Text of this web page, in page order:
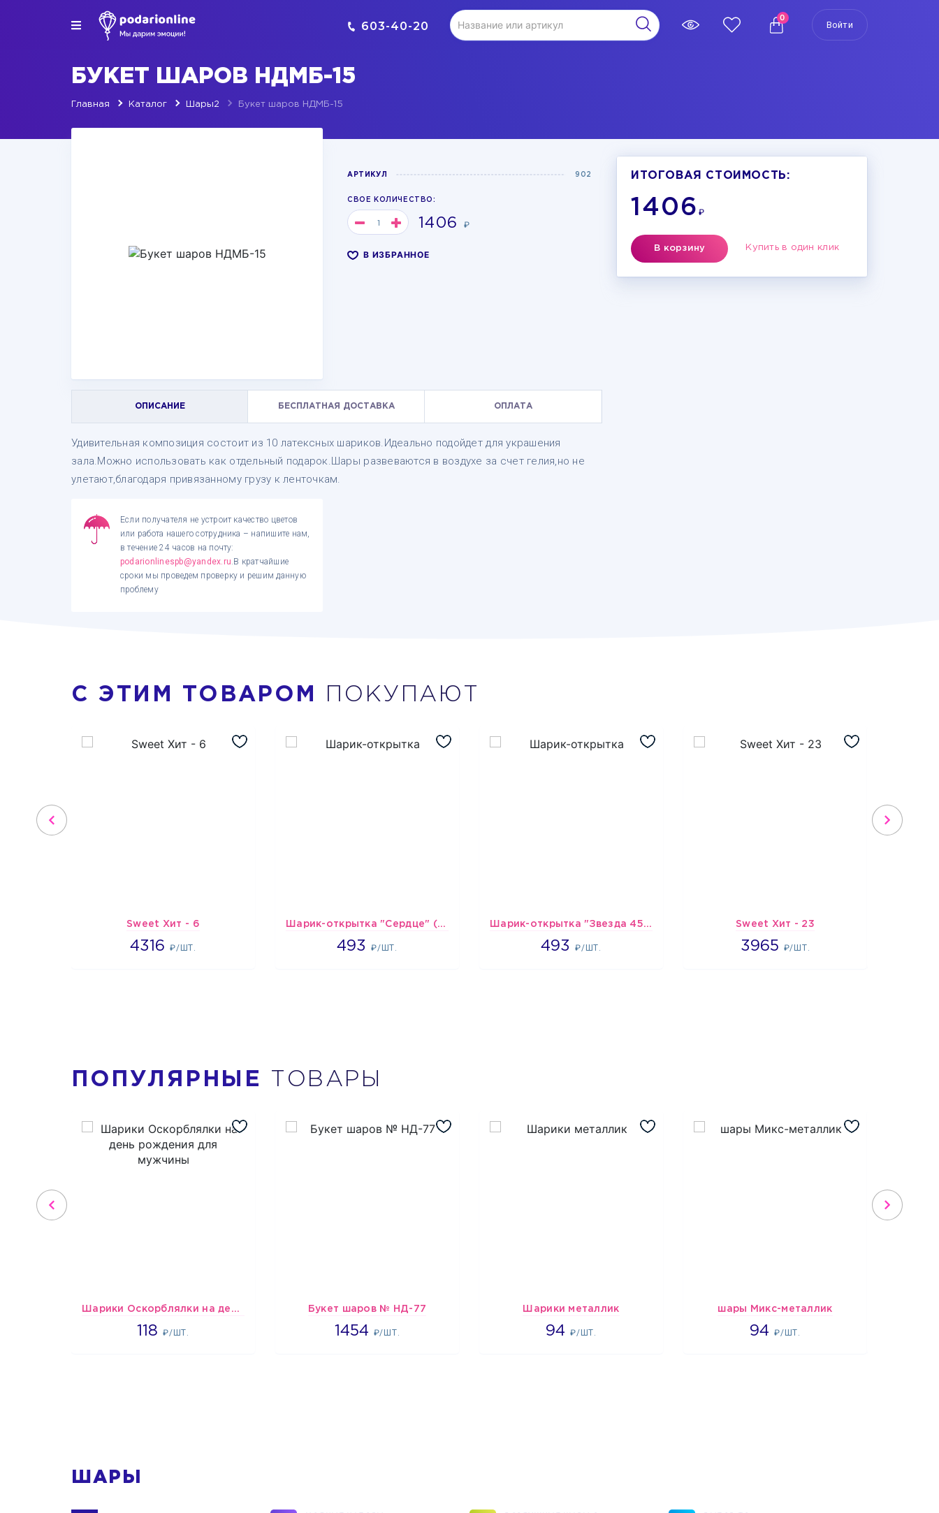
603-40-20
0
Войти
БУКЕТ ШАРОВ НДМБ-15
Главная Каталог Шары2 Букет шаров НДМБ-15
АРТИКУЛ 902
СВОЕ КОЛИЧЕСТВО:
1406 ₽
В ИЗБРАННОЕ
ОПИСАНИЕ БЕСПЛАТНАЯ ДОСТАВКА ОПЛАТА
Удивительная композиция состоит из 10 латексных шариков.Идеально подойдет для украшения
зала.Можно использовать как отдельный подарок.Шары развеваются в воздухе за счет гелия,но не
улетают,благодаря привязанному грузу к ленточкам.
Если получателя не устроит качество цветов
или работа нашего сотрудника – напишите нам,
в течение 24 часов на почту:
podarionlinespb@yandex.ru.В кратчайшие
сроки мы проведем проверку и решим данную
проблему
ИТОГОВАЯ СТОИМОСТЬ:
1406 ₽
В корзину Купить в один клик
С ЭТИМ ТОВАРОМ ПОКУПАЮТ
Sweet Хит - 6
4316₽/ШТ.
4316 Шарик-открытка "Сердце" (45 см) - 2
493₽/ШТ.
493 Шарик-открытка "Звезда 45 см" №1
493₽/ШТ.
493 Sweet Хит - 23
3965 ₽/ШТ.
3965
ПОПУЛЯРНЫЕ ТОВАРЫ
Шарики Оскорблялки на день рождения для мужчины
118₽/ШТ.
1766 Букет шаров № НД-77
1454 ₽/ШТ.
1454 Шарики металлик
94₽/ШТ.
1697 шары Микс-металлик
94₽/ШТ.
1697
ШАРЫ